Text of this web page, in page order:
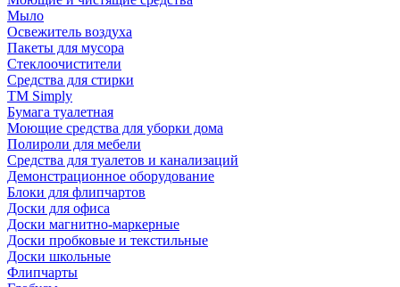
Мыло
Освежитель воздуха
Пакеты для мусора
Стеклоочистители
Средства для стирки
TM Simply
Бумага туалетная
Моющие средства для уборки дома
Полироли для мебели
Средства для туалетов и канализаций
Демонстрационное оборудование
Блоки для флипчартов
Доски для офиса
Доски магнитно-маркерные
Доски пробковые и текстильные
Доски школьные
Флипчарты